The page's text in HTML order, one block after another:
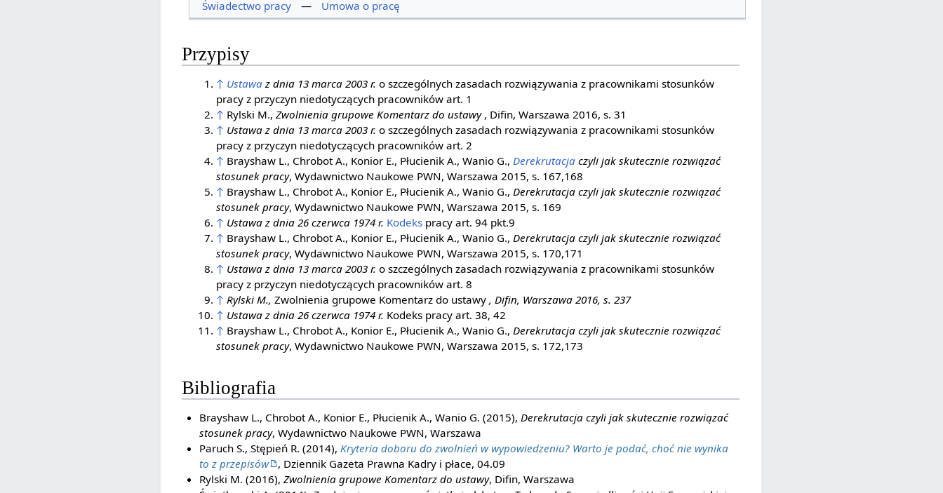
Świadectwo pracy
— Umowa o pracę
Przypisy
↑ Ustawaz dnia 13 marca 2003 r. o szczególnych zasadach rozwiązywania z pracownikami stosunków
pracy z przyczyn niedotyczących pracowników art. 1
↑ Rylski M., Zwolnienia grupowe Komentarz do ustawy , Difin, Warszawa 2016, s. 31
↑ Ustawa z dnia 13 marca 2003 r. o szczególnych zasadach rozwiązywania z pracownikami stosunków
pracy z przyczyn niedotyczących pracowników art. 2
↑ Brayshaw L., Chrobot A., Konior E., Płucienik A., Wanio G., Derekrutacja czyli jak skutecznie rozwiązać
stosunek pracy, Wydawnictwo Naukowe PWN, Warszawa 2015, s. 167,168
↑ Brayshaw L., Chrobot A., Konior E., Płucienik A., Wanio G., Derekrutacja czyli jak skutecznie rozwiązać
stosunek pracy, Wydawnictwo Naukowe PWN, Warszawa 2015, s. 169
↑ Ustawa z dnia 26 czerwca 1974 r. Kodeks pracy art. 94 pkt.9
↑ Brayshaw L., Chrobot A., Konior E., Płucienik A., Wanio G., Derekrutacja czyli jak skutecznie rozwiązać
stosunek pracy, Wydawnictwo Naukowe PWN, Warszawa 2015, s. 170,171
↑ Ustawa z dnia 13 marca 2003 r. o szczególnych zasadach rozwiązywania z pracownikami stosunków
pracy z przyczyn niedotyczących pracowników art. 8
↑ Rylski M., Zwolnienia grupowe Komentarz do ustawy , Difin, Warszawa 2016, s. 237
↑ Ustawa z dnia 26 czerwca 1974 r. Kodeks pracy art. 38, 42
↑ Brayshaw L., Chrobot A., Konior E., Płucienik A., Wanio G., Derekrutacja czyli jak skutecznie rozwiązać
stosunek pracy, Wydawnictwo Naukowe PWN, Warszawa 2015, s. 172,173
Bibliografia
Brayshaw L., Chrobot A., Konior E., Płucienik A., Wanio G. (2015), Derekrutacja czyli jak skutecznie rozwiązać
stosunek pracy, Wydawnictwo Naukowe PWN, Warszawa
Paruch S., Stępień R. (2014), Kryteria doboru do zwolnień w wypowiedzeniu? Warto je podać, choć nie wynika
to z przepisów
, Dziennik Gazeta Prawna Kadry i płace, 04.09
Rylski M. (2016), Zwolnienia grupowe Komentarz do ustawy, Difin, Warszawa